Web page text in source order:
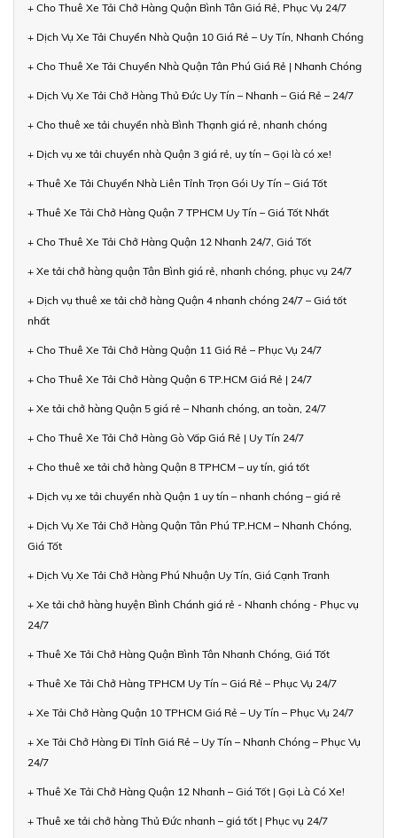
+ Cho Thuê Xe Tải Chở Hàng Quận Bình Tân Giá Rẻ, Phục Vụ 24/7
+ Dịch Vụ Xe Tải Chuyển Nhà Quận 10 Giá Rẻ – Uy Tín, Nhanh Chóng
+ Cho Thuê Xe Tải Chuyển Nhà Quận Tân Phú Giá Rẻ | Nhanh Chóng
+ Dịch Vụ Xe Tải Chở Hàng Thủ Đức Uy Tín – Nhanh – Giá Rẻ – 24/7
+ Cho thuê xe tải chuyển nhà Bình Thạnh giá rẻ, nhanh chóng
+ Dịch vụ xe tải chuyển nhà Quận 3 giá rẻ, uy tín – Gọi là có xe!
+ Thuê Xe Tải Chuyển Nhà Liên Tỉnh Trọn Gói Uy Tín – Giá Tốt
+ Thuê Xe Tải Chở Hàng Quận 7 TPHCM Uy Tín – Giá Tốt Nhất
+ Cho Thuê Xe Tải Chở Hàng Quận 12 Nhanh 24/7, Giá Tốt
+ Xe tải chở hàng quận Tân Bình giá rẻ, nhanh chóng, phục vụ 24/7
+ Dịch vụ thuê xe tải chở hàng Quận 4 nhanh chóng 24/7 – Giá tốt
nhất
+ Cho Thuê Xe Tải Chở Hàng Quận 11 Giá Rẻ – Phục Vụ 24/7
+ Cho Thuê Xe Tải Chở Hàng Quận 6 TP.HCM Giá Rẻ | 24/7
+ Xe tải chở hàng Quận 5 giá rẻ – Nhanh chóng, an toàn, 24/7
+ Cho Thuê Xe Tải Chở Hàng Gò Vấp Giá Rẻ | Uy Tín 24/7
+ Cho thuê xe tải chở hàng Quận 8 TPHCM – uy tín, giá tốt
+ Dịch vụ xe tải chuyển nhà Quận 1 uy tín – nhanh chóng – giá rẻ
+ Dịch Vụ Xe Tải Chở Hàng Quận Tân Phú TP.HCM – Nhanh Chóng,
Giá Tốt
+ Dịch Vụ Xe Tải Chở Hàng Phú Nhuận Uy Tín, Giá Cạnh Tranh
+ Xe tải chở hàng huyện Bình Chánh giá rẻ - Nhanh chóng - Phục vụ
24/7
+ Thuê Xe Tải Chở Hàng Quận Bình Tân Nhanh Chóng, Giá Tốt
+ Thuê Xe Tải Chở Hàng TPHCM Uy Tín – Giá Rẻ – Phục Vụ 24/7
+ Xe Tải Chở Hàng Quận 10 TPHCM Giá Rẻ – Uy Tín – Phục Vụ 24/7
+ Xe Tải Chở Hàng Đi Tỉnh Giá Rẻ – Uy Tín – Nhanh Chóng – Phục Vụ
24/7
+ Thuê Xe Tải Chở Hàng Quận 12 Nhanh – Giá Tốt | Gọi Là Có Xe!
+ Thuê xe tải chở hàng Thủ Đức nhanh – giá tốt | Phục vụ 24/7